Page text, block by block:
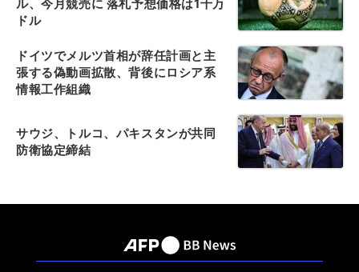
ル、今月競売に 落札予想価格は1千万
ドル
ドイツでメルツ首相が辞任計画と主
張する偽動画拡散、背後にロシア系
情報工作組織
サウジ、トルコ、パキスタンが共同
防衛協定締結